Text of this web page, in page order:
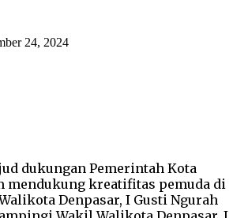
24, 2024
dukungan Pemerintah Kota
mendukung kreatifitas pemuda di
Denpasar, I Gusti Ngurah